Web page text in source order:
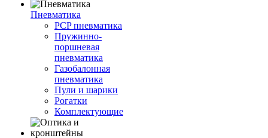
Пневматика
PCP пневматика
Пружинно-
поршневая
пневматика
Газобалонная
пневматика
Пули и шарики
Рогатки
Комплектующие